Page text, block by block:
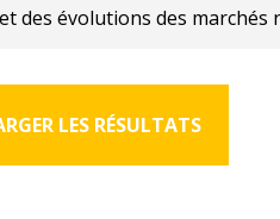
des évolutions des marchés
LES RÉSULTATS